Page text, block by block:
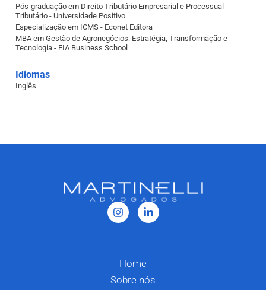
Pós-graduação em Direito Tributário Empresarial e Processual
Tributário - Universidade Positivo
Especialização em ICMS - Econet Editora
MBA em Gestão de Agronegócios: Estratégia, Transformação e
Tecnologia - FIA Business School
Idiomas
Inglês
Home
Sobre nós